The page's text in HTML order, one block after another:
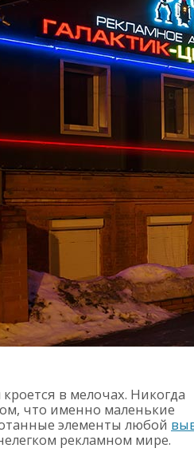
в мелочах. Никогда
что именно маленькие
элементы любой
рекламном мире.